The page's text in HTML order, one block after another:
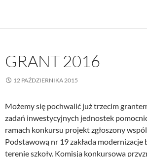
GRANT 2016
12 PAŹDZIERNIKA 2015
Możemy się pochwalić już trzecim
zadań inwestycyjnych jednostek
ramach konkursu projekt zgłoszony
Podstawową nr 19 zakłada
terenie szkoły. Komisja konkursowa